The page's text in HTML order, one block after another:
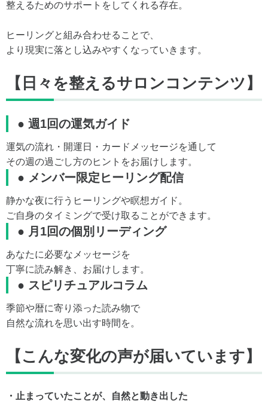
整えるためのサポートをしてくれる存在。
ヒーリングと組み合わせることで、
より現実に落とし込みやすくなっていきます。
【日々を整えるサロンコンテンツ】
● 週1回の運気ガイド
運気の流れ・開運日・カードメッセージを通して
その週の過ごし方のヒントをお届けします。
● メンバー限定ヒーリング配信
静かな夜に行うヒーリングや瞑想ガイド。
ご自身のタイミングで受け取ることができます。
● 月1回の個別リーディング
あなたに必要なメッセージを
丁寧に読み解き、お届けします。
● スピリチュアルコラム
季節や暦に寄り添った読み物で
自然な流れを思い出す時間を。
【こんな変化の声が届いています】
・止まっていたことが、自然と動き出した